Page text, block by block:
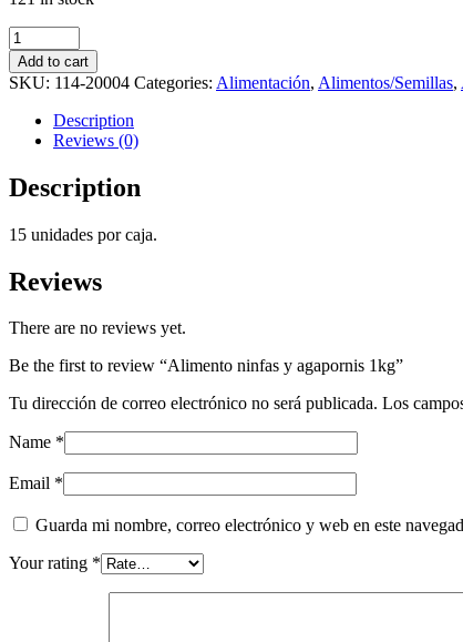
Alimento
ninfas
y
agapornis
quantity
Add to cart
SKU: 114-20004 Categories: Alimentación, Alimentos/Semillas,
Description
Reviews (0)
Description
15 unidades por caja.
Reviews
There are no reviews yet.
Be the first to review “Alimento ninfas y agapornis 1kg”
Tu dirección de correo electrónico no será publicada. Los
Name *
Email *
Guarda mi nombre, correo electrónico y web en este
Your rating *